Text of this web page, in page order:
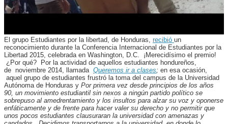
El grupo Estudiantes por la libertad, de Honduras, recibió un
reconocimiento durante la Conferencia Internacional de Estudiantes por la
Libertad 2015, celebrada en Washington, D.C. ¡Merecidísimo el premio!
¿Por qué? Por la actividad de aquellos estudiantes hondureños,
de noviembre 2014, llamada Queremos ir a clases; en esa ocasión,
aquel grupo de estudiantes frustró la toma del campus de la Universidad
Autónoma de Honduras y Por primera vez desde principios de los años
90, un movimiento estudiantil sin nexos a ningún partido político se
sobrepuso al amedrentamiento y los insultos para alzar su voz y oponerse
enfáticamente y de frente para hacer valer su derecho y no permitir que
unos pocos estudiantes clausuraran la universidad con amenazas y